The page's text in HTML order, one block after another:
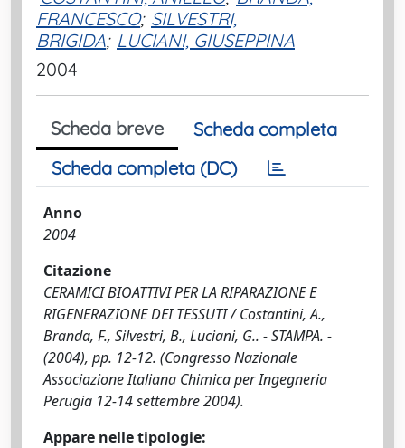
FRANCESCO; SILVESTRI,
BRIGIDA; LUCIANI, GIUSEPPINA
2004
Scheda breve
Scheda completa
Scheda completa (DC)
Anno
2004
Citazione
CERAMICI BIOATTIVI PER LA RIPARAZIONE E
RIGENERAZIONE DEI TESSUTI / Costantini, A.,
Branda, F., Silvestri, B., Luciani, G.. - STAMPA. -
(2004), pp. 12-12. (Congresso Nazionale
Associazione Italiana Chimica per Ingegneria
Perugia 12-14 settembre 2004).
Appare nelle tipologie: